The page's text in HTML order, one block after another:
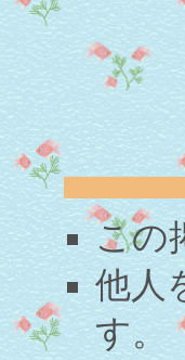
この
他人
す。